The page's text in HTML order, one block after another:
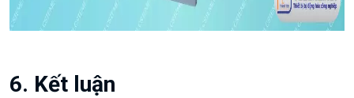
6. Kết luận